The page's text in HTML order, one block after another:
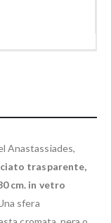
Anastassiades,
trasparente,
cm. in vetro
sfera